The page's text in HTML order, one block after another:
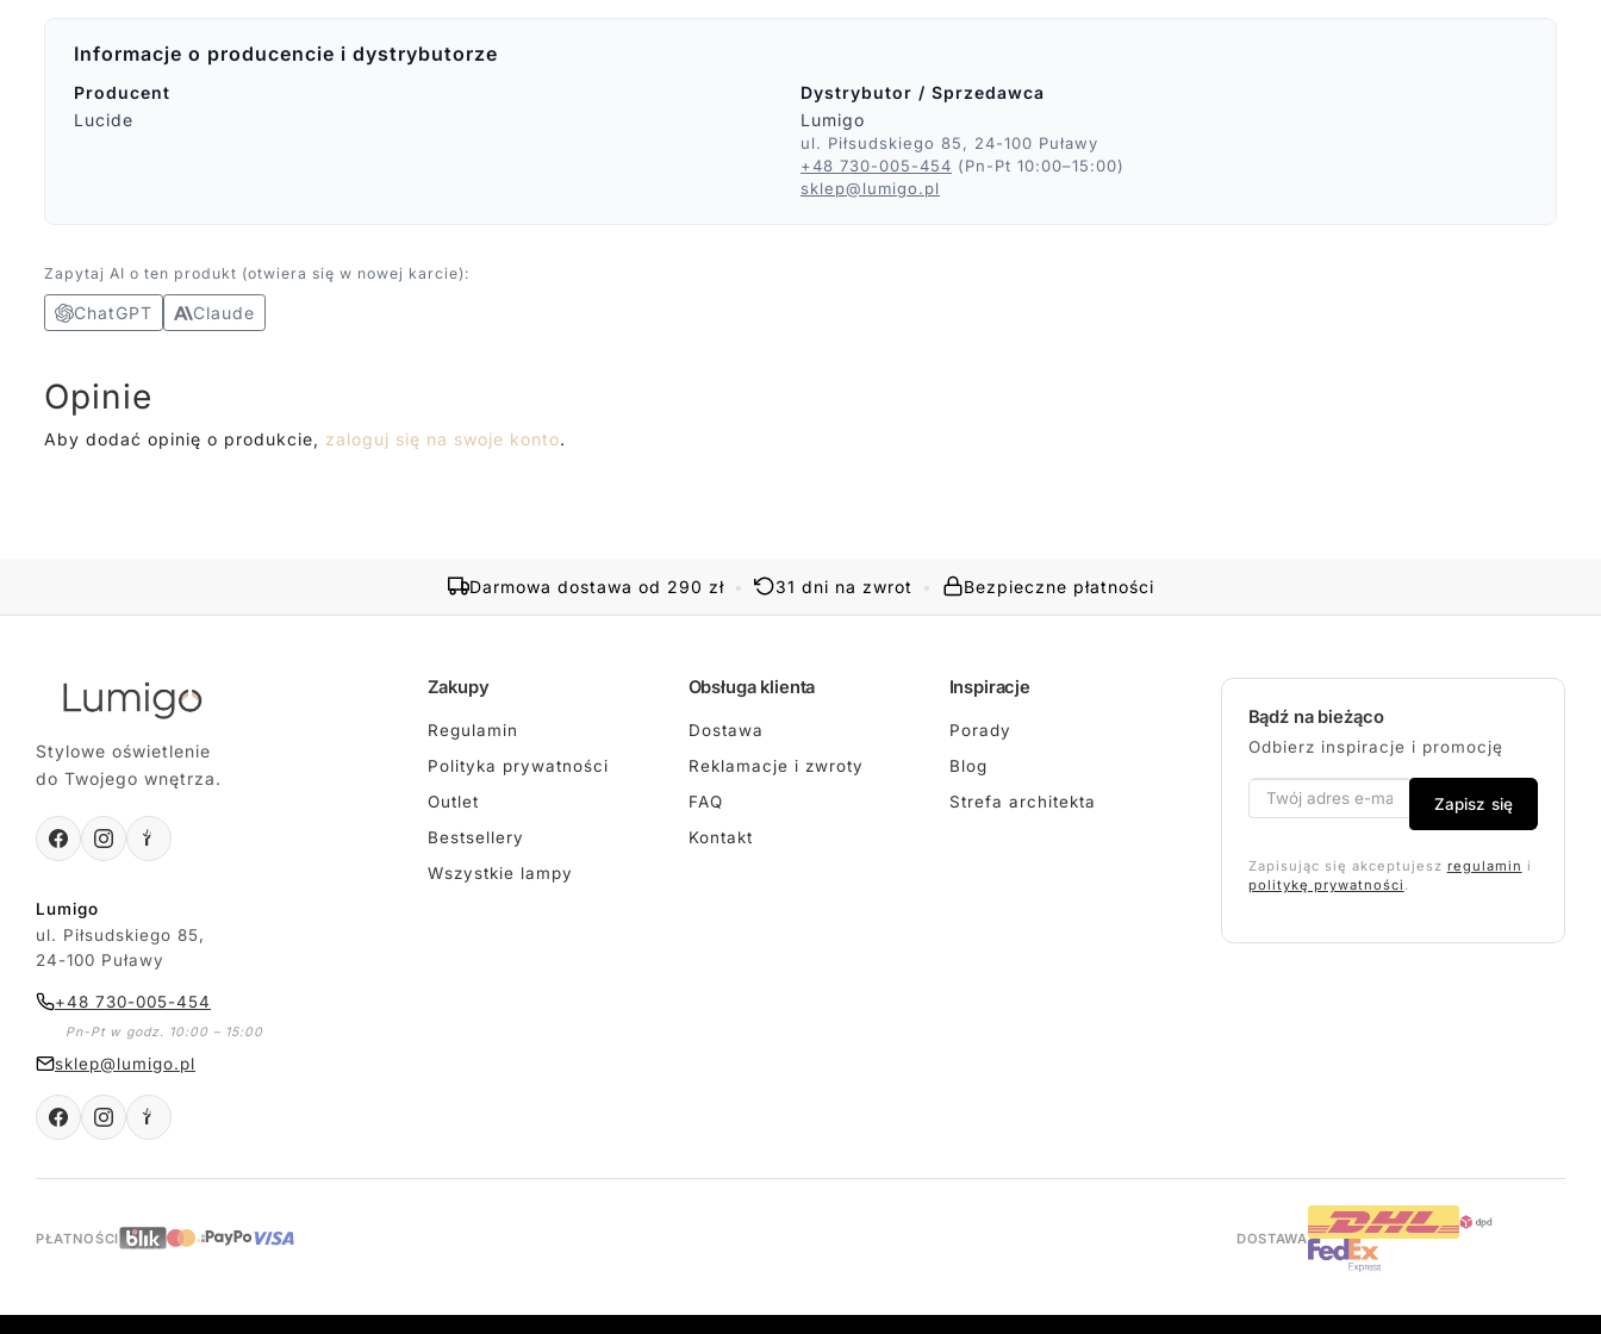
Informacje o producencie i dystrybutorze
Producent
Lucide
Dystrybutor / Sprzedawca
Lumigo
ul. Piłsudskiego 85, 24-100 Puławy
+48 730-005-454 (Pn-Pt 10:00–15:00)
sklep@lumigo.pl
Zapytaj AI o ten produkt (otwiera się w nowej karcie):
ChatGPT Claude
Opinie
Aby dodać opinię o produkcie, zaloguj się na swoje konto.
Darmowa dostawa od 290 zł • 31 dni na zwrot • Bezpieczne płatności
Stylowe oświetlenie
do Twojego wnętrza.
Lumigo
ul. Piłsudskiego 85,
24-100 Puławy
+48 730-005-454
Pn-Pt w godz. 10:00 – 15:00
sklep@lumigo.pl
Zakupy
Regulamin
Polityka prywatności
Outlet
Bestsellery
Wszystkie lampy
Obsługa klienta
Dostawa
Reklamacje i zwroty
FAQ
Kontakt
Inspiracje
Porady
Blog
Strefa architekta
Bądź na bieżąco
Odbierz inspiracje i promocję
Zapisz się
Zapisując się akceptujesz regulamin i
politykę prywatności .
PŁATNOŚCI DOSTAWA